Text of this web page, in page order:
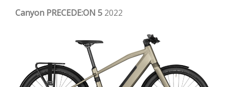
Canyon PRECEDE:ON 5 2022